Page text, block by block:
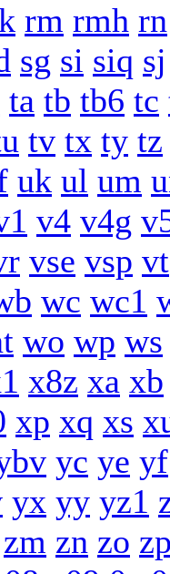
rm rmh rn
sg si siq sj
ta tb tb6 tc
tv tx ty tz
uk ul um
v4 v4g
vse vsp vt
wc wc1
wo wp ws
x8z xa xb
xp xq xs
yc ye yf
yx yy yz1
zm zn zo